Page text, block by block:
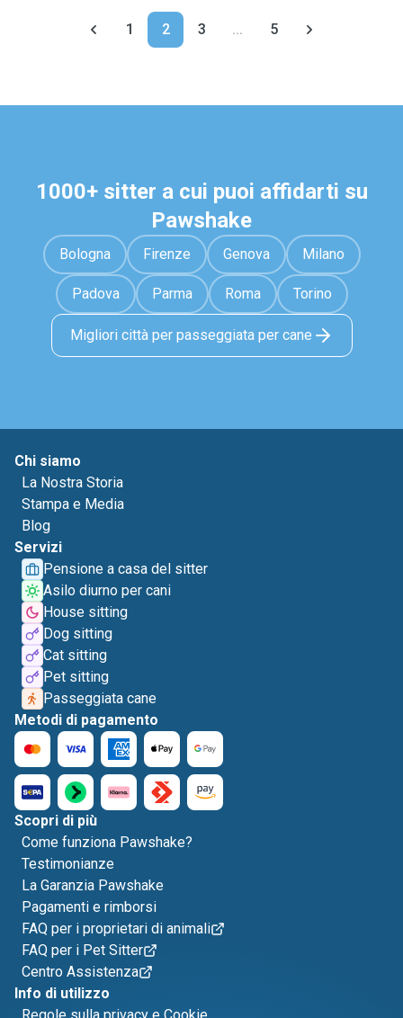
1 2 3 ... 5
1000+ sitter a cui puoi affidarti su
Pawshake
Bologna Firenze Genova Milano
Padova Parma Roma Torino
Migliori città per passeggiata per cane
Chi siamo
La Nostra Storia
Stampa e Media
Blog
Servizi
Pensione a casa del sitter
Asilo diurno per cani
House sitting
Dog sitting
Cat sitting
Pet sitting
Passeggiata cane
Metodi di pagamento
Scopri di più
Come funziona Pawshake?
Testimonianze
La Garanzia Pawshake
Pagamenti e rimborsi
FAQ per i proprietari di animali
FAQ per i Pet Sitter
Centro Assistenza
Info di utilizzo